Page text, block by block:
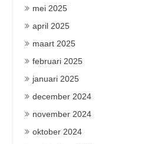
mei 2025
april 2025
maart 2025
februari 2025
januari 2025
december 2024
november 2024
oktober 2024